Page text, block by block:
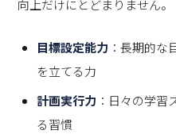
向上だけにとどまりません。
目標設定能力 ：長期的な
を立てる力
計画実行力 ：日々の学習
る習慣